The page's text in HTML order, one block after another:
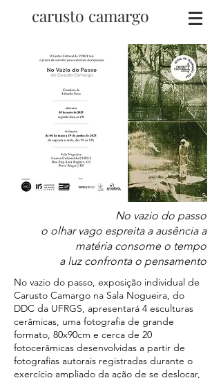
carusto camargo
No vazio do passo
o olhar vago espreita a ausência a
matéria consome o tempo
a luz confronta o pensamento
No vazio do passo, exposição individual de
Carusto Camargo na Sala Nogueira, do
DDC da UFRGS, apresentará 4 esculturas
cerâmicas, uma fotografia de grande
formato, 80x90cm e cerca de 20
fotocerâmicas desenvolvidas a partir de
fotografias autorais registradas durante o
exercício ampliado da ação de se deslocar,